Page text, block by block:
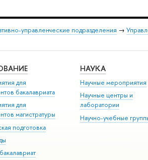
управленческие подразделения →
для
бакалавриата
для
магистратуры
подготовка
НАУКА
Научные мероприятия
Научные центры и
лаборатории
Научно-учебные